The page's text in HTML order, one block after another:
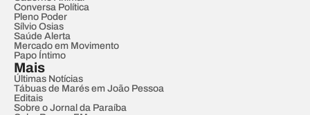
Conversa Política
Pleno Poder
Sílvio Osias
Saúde Alerta
Mercado em Movimento
Papo Íntimo
Mais
Últimas Notícias
Tábuas de Marés em João Pessoa
Editais
Sobre o Jornal da Paraíba